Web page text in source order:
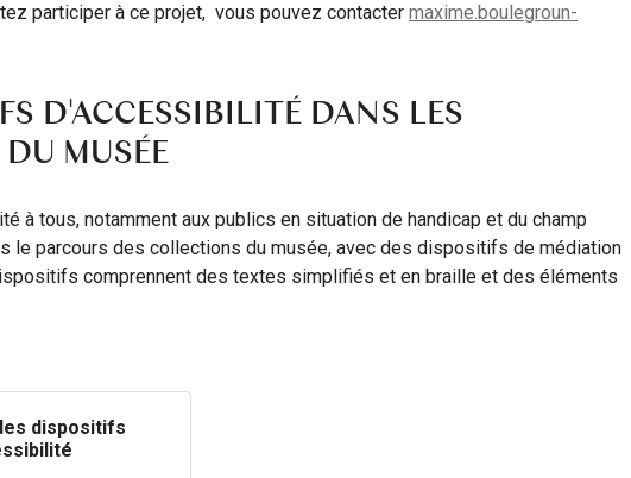
participer à ce projet, vous pouvez contacter maxime.boulegroun-
D'ACCESSIBILITÉ DANS LES
MUSÉE
à tous, notamment aux publics en situation de handicap et du champ
le parcours des collections du musée, avec des dispositifs de médiation
comprennent des textes simplifiés et en braille et des éléments
dispositifs